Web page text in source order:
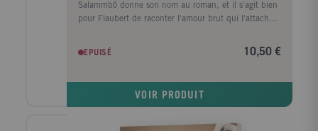
Salammbô donne son nom au roman, et il s'agit bien
pour Flaubert de raconter l'amour brut qui l'attache à
Carthage dans sa guerre contre les Romains; le destin
des deux héros est pris dans le tumulte de batailles et
retour du combat. En 1856, Madame Bovary avait été
tard, le deuxième roman de Flaubert, très attendu,
EPUISÉ 10,50 €
VOIR PRODUIT